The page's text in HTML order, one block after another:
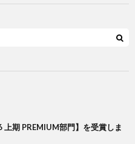
上期 PREMIUM部門】を受賞しま